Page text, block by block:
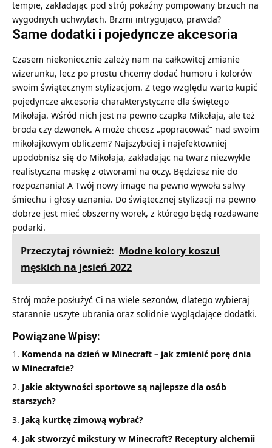
tempie, zakładając pod strój pokaźny pompowany brzuch na
wygodnych uchwytach. Brzmi intrygująco, prawda?
Same dodatki i pojedyncze akcesoria
Czasem niekoniecznie zależy nam na całkowitej zmianie
wizerunku, lecz po prostu chcemy dodać humoru i kolorów
swoim świątecznym stylizacjom. Z tego względu warto kupić
pojedyncze akcesoria charakterystyczne dla świętego
Mikołaja. Wśród nich jest na pewno czapka Mikołaja, ale też
broda czy dzwonek. A może chcesz „popracować” nad swoim
mikołajkowym obliczem? Najszybciej i najefektowniej
upodobnisz się do Mikołaja, zakładając na twarz niezwykle
realistyczna maskę z otworami na oczy. Będziesz nie do
rozpoznania! A Twój nowy image na pewno wywoła salwy
śmiechu i głosy uznania. Do świątecznej stylizacji na pewno
dobrze jest mieć obszerny worek, z którego będą rozdawane
podarki.
Przeczytaj również: Modne kolory koszul
męskich na jesień 2022
Strój może posłużyć Ci na wiele sezonów, dlatego wybieraj
starannie uszyte ubrania oraz solidnie wyglądające dodatki.
Powiązane Wpisy:
Komenda na dzień w Minecraft – jak zmienić porę dnia
w Minecrafcie?
Jakie aktywności sportowe są najlepsze dla osób
starszych?
Jaką kurtkę zimową wybrać?
Jak stworzyć mikstury w Minecraft? Receptury alchemii